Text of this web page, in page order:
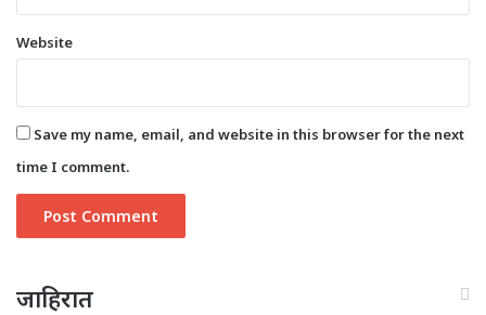
Website
Save my name, email, and website in this browser for the next
time I comment.
जाहिरात